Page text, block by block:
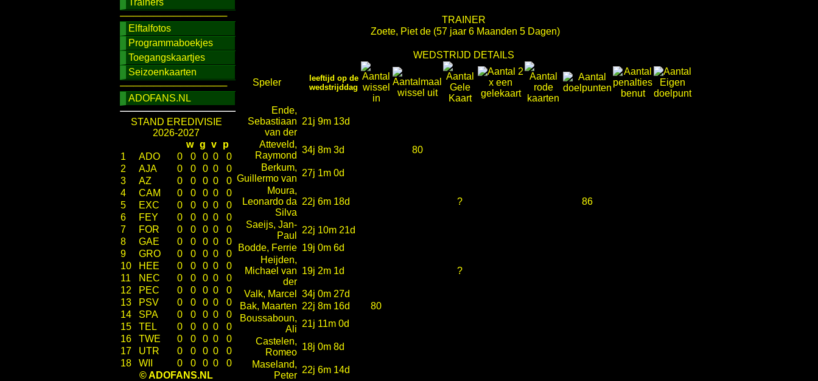
Trainers
────────────────
Elftalfotos
Programmaboekjes
Toegangskaartjes
Seizoenkaarten
────────────────
ADOFANS.NL
STAND EREDIVISIE
2026-2027
w g v
p
1
ADO 0 0 0 0
0
2
AJA 0 0 0 0
0
3
AZ 0 0 0 0
0
4
CAM 0 0 0 0
0
5
EXC 0 0 0 0
0
6
FEY 0 0 0 0
0
7
FOR 0 0 0 0
0
8
GAE 0 0 0 0
0
9
GRO 0 0 0 0
0
10
HEE 0 0 0 0
0
11
NEC 0 0 0 0
0
12
PEC 0 0 0 0
0
13
PSV 0 0 0 0
0
14
SPA 0 0 0 0
0
15
TEL 0 0 0 0
0
16
TWE 0 0 0 0
0
17
UTR 0 0 0 0
0
18
WII 0 0 0 0
0
© ADOFANS.NL
TRAINER
Zoete, Piet de(57 jaar 6 Maanden 5 Dagen)
WEDSTRIJD DETAILS
Speler
leeftijd op de
wedstrijddag
Ende,
Sebastiaan
van der
21j 9m 13d
Atteveld,
Raymond
34j 8m 3d
80
Berkum,
Guillermo van
27j 1m 0d
Moura,
Leonardo da
Silva
22j 6m 18d ? 86
Saeijs, Jan-
Paul
22j 10m 21d
Bodde, Ferrie 19j 0m 6d
Heijden,
Michael van
der
19j 2m 1d ?
Valk, Marcel
34j 0m 27d
Bak, Maarten 22j 8m 16d
80
Boussaboun,
Ali
21j 11m 0d
Castelen,
Romeo
18j 0m 8d
Maseland,
Peter
22j 6m 14d